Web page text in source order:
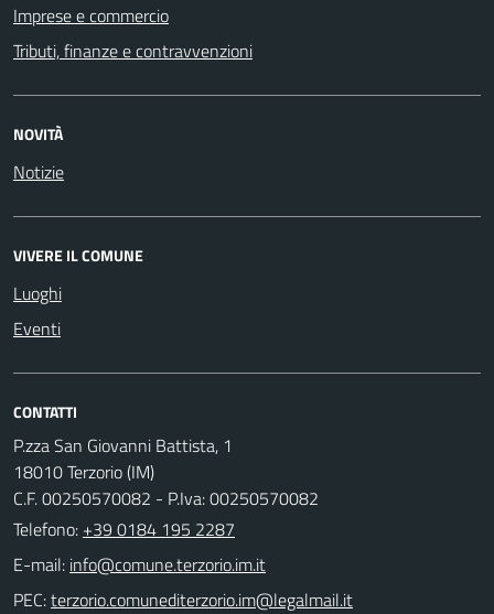
Imprese e commercio
Tributi, finanze e contravvenzioni
NOVITÀ
Notizie
VIVERE IL COMUNE
Luoghi
Eventi
CONTATTI
P.zza San Giovanni Battista, 1
18010 Terzorio (IM)
C.F. 00250570082 - P.Iva: 00250570082
Telefono: +39 0184 195 2287
E-mail:
PEC: